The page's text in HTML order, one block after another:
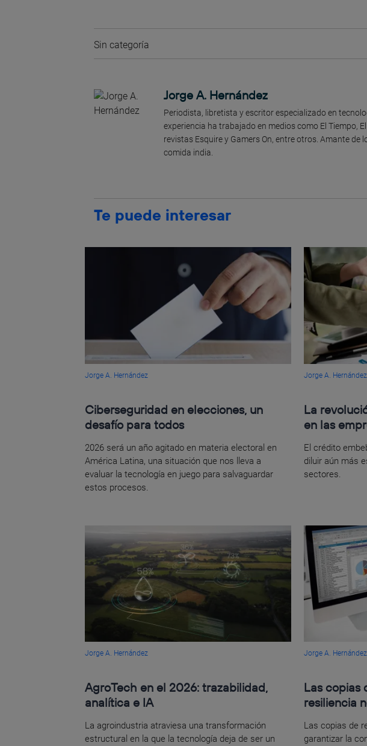
Sin categoría
Jorge A. Hernández
Periodista, libretista y escritor especializado en
experiencia ha trabajado en medios como El Tiempo,
revistas Esquire y Gamers On, entre otros. Amante de
comida india.
Te puede interesar
Jorge A. Hernández
Ciberseguridad en elecciones, un
desafío para todos
2026 será un año agitado en materia electoral en
América Latina, una situación que nos lleva a
evaluar la tecnología en juego para salvaguardar
estos procesos.
Jorge A. Hernández
La
en las
El crédito
diluir aún más
sectores.
Jorge A. Hernández
AgroTech en el 2026: trazabilidad,
analítica e IA
La agroindustria atraviesa una transformación
estructural en la que la tecnología deja de ser un
Jorge A. Hernández
Las copias
resiliencia
Las copias de
garantizar la